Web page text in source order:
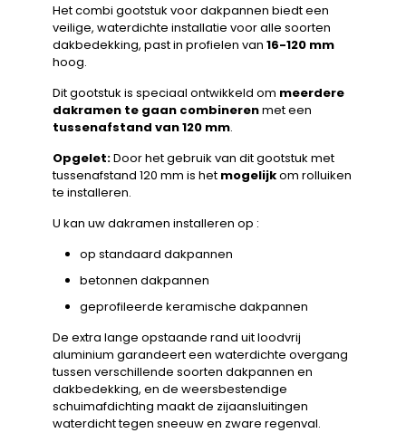
Het combi gootstuk voor dakpannen biedt een
veilige, waterdichte installatie voor alle soorten
dakbedekking, past in profielen van 16-120 mm
hoog.
Dit gootstuk is speciaal ontwikkeld om meerdere
dakramen te gaan combinerenmet een
tussenafstand van 120 mm.
Opgelet:Door het gebruik van dit gootstuk met
tussenafstand 120 mm is het mogelijkom rolluiken
te installeren.
U kan uw dakramen installeren op :
op standaard dakpannen
betonnen dakpannen
geprofileerde keramische dakpannen
De extra lange opstaande rand uit loodvrij
aluminium garandeert een waterdichte overgang
tussen verschillende soorten dakpannen en
dakbedekking, en de weersbestendige
schuimafdichting maakt de zijaansluitingen
waterdicht tegen sneeuw en zware regenval.